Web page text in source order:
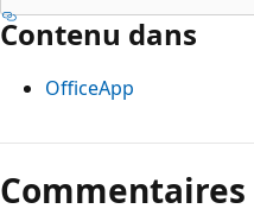
Contenu dans
OfficeApp
Mode
lecture
désactivé
Commentaires